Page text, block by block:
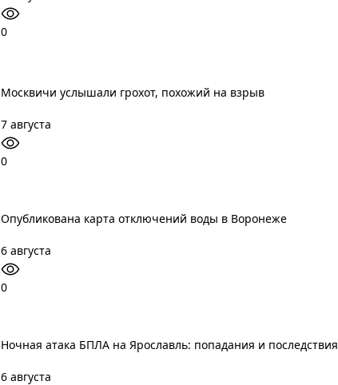
0
Москвичи услышали грохот, похожий на взрыв
7 августа
0
Опубликована карта отключений воды в Воронеже
6 августа
0
Ночная атака БПЛА на Ярославль: попадания и последствия
6 августа